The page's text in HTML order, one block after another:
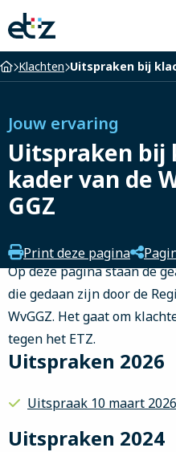
Elisabeth-
TweeSteden
Ziekenhuis
Home
Klachten Uitspraken bij
Jouw ervaring
Uitspraken bij
kader van de
GGZ
Print deze pagina
Op deze pagina staan de
die gedaan zijn door de
WvGGZ. Het gaat om
tegen het ETZ.
Uitspraken 2026
Uitspraak 10 maart 2026
Uitspraken 2024